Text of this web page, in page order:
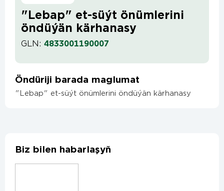
"Lebap" et-süýt önümlerini
öndüýän kärhanasy
GLN: 4833001190007
Öndüriji barada maglumat
"Lebap" et-süýt önümlerini öndüýän kärhanasy
Biz bilen habarlaşyň